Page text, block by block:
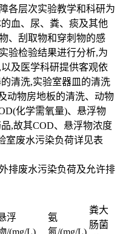
各层次实验教学和科研为
血、尿、粪、痰及其他
、刮取物和穿刺物的感
验检验结果进行分析,为
及医学科研提供客观依
清洗,实验室器皿的清洗
动物房地板的清洗、动物
化学需氧量)、悬浮物
,故其COD、悬浮物浓度
室废水污染负荷详见表
排废水污染负荷及允许排
浮
/(mg/L)
氨
氮/(mg/L)
粪大
肠菌